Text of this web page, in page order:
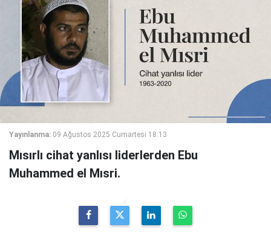
Yayınlanma: 09 Ağustos 2025 Cumartesi 18:13
Mısırlı cihat yanlısı liderlerden Ebu
Muhammed el Mısri.